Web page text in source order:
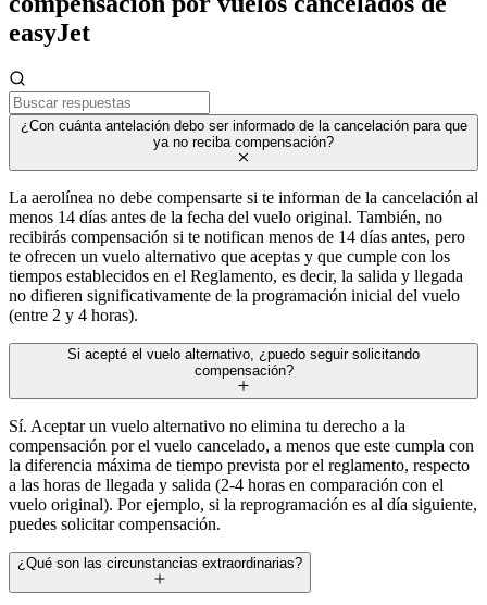
easyJet
¿Con cuánta antelación debo ser informado de la cancelación para que
ya no reciba compensación?
La aerolínea no debe compensarte si te informan de la cancelación al
menos 14 días antes de la fecha del vuelo original. También, no
recibirás compensación si te notifican menos de 14 días antes, pero
te ofrecen un vuelo alternativo que aceptas y que cumple con los
tiempos establecidos en el Reglamento, es decir, la salida y llegada
no difieren significativamente de la programación inicial del vuelo
(entre 2 y 4 horas).
Si acepté el vuelo alternativo, ¿puedo seguir solicitando
compensación?
Sí. Aceptar un vuelo alternativo no elimina tu derecho a la
compensación por el vuelo cancelado, a menos que este cumpla con
la diferencia máxima de tiempo prevista por el reglamento, respecto
a las horas de llegada y salida (2-4 horas en comparación con el
vuelo original). Por ejemplo, si la reprogramación es al día siguiente,
puedes solicitar compensación.
¿Qué son las circunstancias extraordinarias?